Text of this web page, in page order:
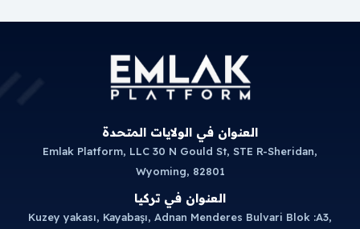
العنوان في الولايات المتحدة
Emlak Platform, LLC 30 N Gould St, STE R-Sheridan,
Wyoming, 82801
العنوان في تركيا
Kuzey yakası, Kayabaşı, Adnan Menderes Bulvari Blok :A3,